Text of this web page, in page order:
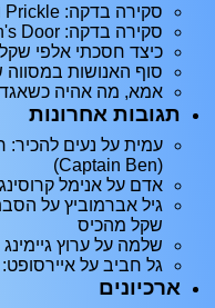
סקירה בדקה: Prickle והחשיבות בדמואים
סקירה בדקה: Death's Door
כיצד חסכתי אלפי
סוף האנושות
אמא, מה אהיה
תגובות אחרונות
עמית על נעים להכיר:
(Captain Ben)
אדם על אנימל
גיל אברמוביץ על
שקל מהכיס
שלמה על ערוץ
גל חביב על איירסופט: Call of Duty בחיים האמיתיים
ארכיונים